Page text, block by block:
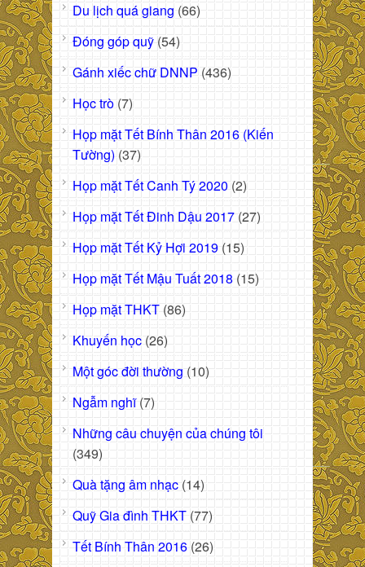
Du lịch quá giang (66)
Đóng góp quỹ (54)
Gánh xiếc chữ DNNP (436)
Học trò (7)
Họp mặt Tết Bính Thân 2016 (Kiến
Tường) (37)
Họp mặt Tết Canh Tý 2020 (2)
Họp mặt Tết Đinh Dậu 2017 (27)
Họp mặt Tết Kỷ Hợi 2019 (15)
Họp mặt Tết Mậu Tuất 2018 (15)
Họp mặt THKT (86)
Khuyến học (26)
Một góc đời thường (10)
Ngẫm nghĩ(7)
Những câu chuyện của chúng tôi
(349)
Quà tặng âm nhạc (14)
Quỹ Gia đình THKT (77)
Tết Bính Thân 2016 (26)